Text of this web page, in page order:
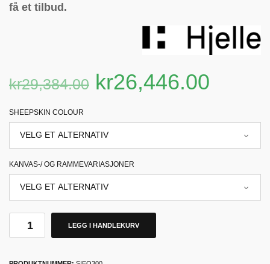
få et tilbud.
kr29,384.00 kr26,446.00
SHEEPSKIN COLOUR
KANVAS-/ OG RAMMEVARIASJONER
LEGG I HANDLEKURV